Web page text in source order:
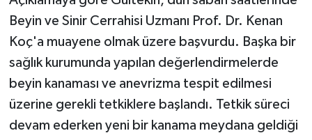
Beyin ve Sinir Cerrahisi Uzmanı Prof. Dr. Kenan
Koç'a muayene olmak üzere başvurdu. Başka bir
sağlık kurumunda yapılan değerlendirmelerde
beyin kanaması ve anevrizma tespit edilmesi
üzerine gerekli tetkiklere başlandı. Tetkik süreci
devam ederken yeni bir kanama meydana geldiği